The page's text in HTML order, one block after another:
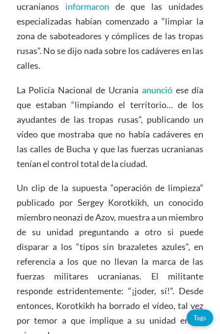
ucranianos informaron de que las unidades
especializadas habían comenzado a “limpiar la
zona de saboteadores y cómplices de las tropas
rusas”. No se dijo nada sobre los cadáveres en las
calles.
La Policía Nacional de Ucrania anuncióese día
que estaban “limpiando el territorio… de los
ayudantes de las tropas rusas”, publicando un
vídeo que mostraba que no había cadáveres en
las calles de Bucha y que las fuerzas ucranianas
tenían el control total de la ciudad.
Un clip de la supuesta “operación de limpieza”
publicado por Sergey Korotkikh, un conocido
miembro neonazi de Azov, muestra a un miembro
de su unidad preguntando a otro si puede
disparar a los “tipos sin brazaletes azules”, en
referencia a los que no llevan la marca de las
fuerzas militares ucranianas. El militante
responde estridentemente: “¡joder, sí!”. Desde
entonces, Korotkikh ha borrado el vídeo, tal vez
por temor a que implique a su unidad en un
Tags